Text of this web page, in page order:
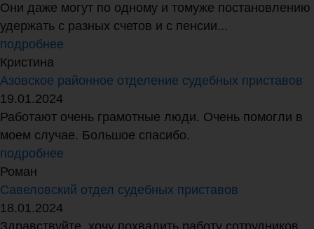
Они даже могут по одному и томуже постановлению
удержать с разных счетов и с пенсии...
подробнее
Кристина
Азовское районное отделение судебных приставов
19.01.2024
Работают очень грамотные люди. Очень помогли в
моем случае. Большое спасибо.
подробнее
Роман
Савеловский отдел судебных приставов
18.01.2024